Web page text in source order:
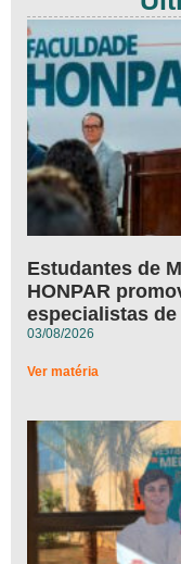
Estudantes de
HONPAR
especialistas
03/08/2026
Ver matéria